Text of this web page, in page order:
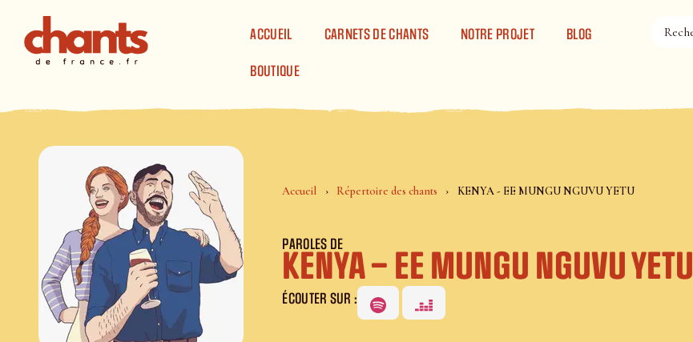
ACCUEIL
CARNETS DE CHANTS NOTRE PROJET BLOG
BOUTIQUE
Accueil Répertoire des chants KENYA - EE MUNGU NGUVU YETU
PAROLES DE
KENYA – EE MUNGU NGUVU YETU
ÉCOUTER SUR :